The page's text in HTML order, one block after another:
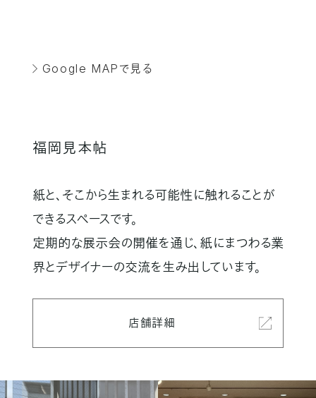
Google MAPで見る
福岡見本帖
紙と、そこから生まれる可能性に触れることが
できるスペースです。
定期的な展示会の開催を通じ、紙にまつわる業
界とデザイナーの交流を生み出しています。
店舗詳細